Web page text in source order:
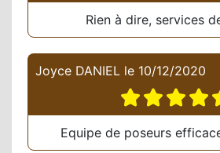
Rien à dire, services
Joyce DANIEL le 10/12/2020
Equipe de poseurs